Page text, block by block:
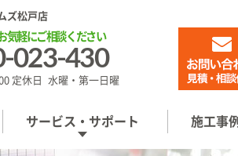
ズ松戸店
気軽にご相談ください
023-430
定休日 水曜・第一日曜
サービス・サポート 施工事例